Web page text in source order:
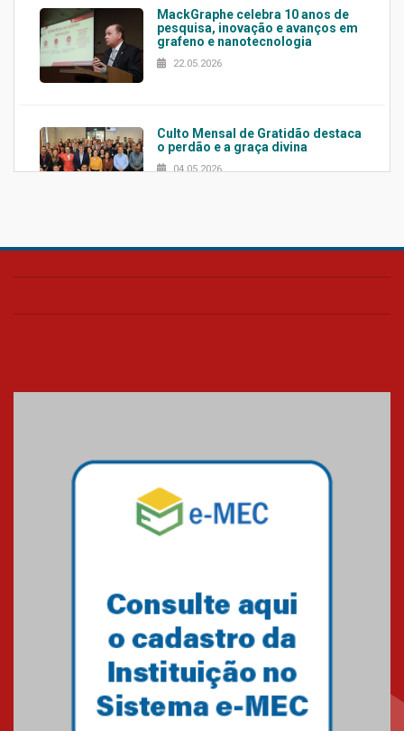
MackGraphe celebra 10 anos de
pesquisa, inovação e avanços em
grafeno e nanotecnologia
22.05.2026
Culto Mensal de Gratidão destaca
o perdão e a graça divina
04.05.2026
Confira como foi o culto mensal
Mackenzie mobiliza campanha
solidária para apoiar famílias em
Minas Gerais
Primeiro culto do ano ressalta o
27.02.2026